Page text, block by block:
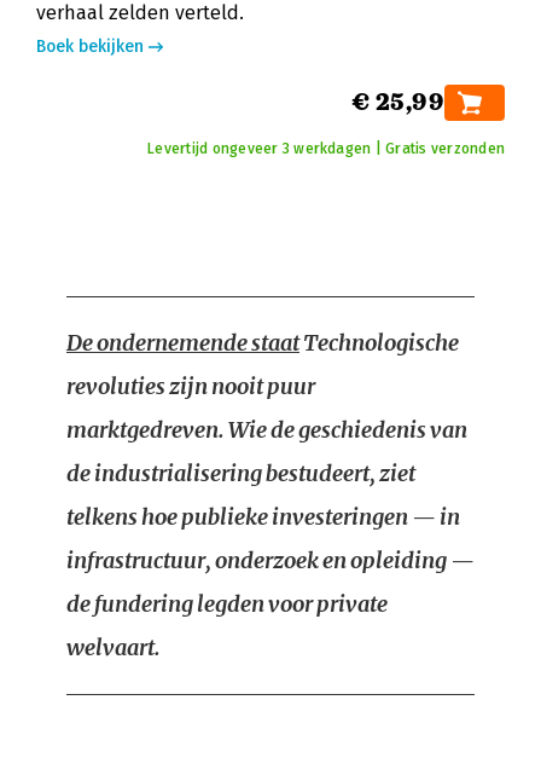
verhaal zelden verteld.
Boek bekijken
€ 25,99
Levertijd ongeveer 3 werkdagen | Gratis verzonden
De ondernemende staatTechnologische
revoluties zijn nooit puur
marktgedreven. Wie de geschiedenis van
de industrialisering bestudeert, ziet
telkens hoe publieke investeringen — in
infrastructuur, onderzoek en opleiding —
de fundering legden voor private
welvaart.